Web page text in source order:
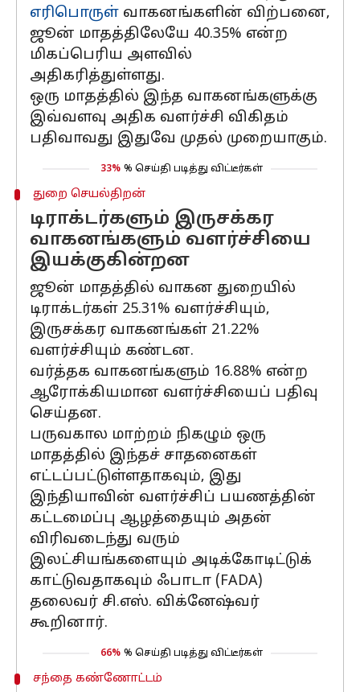
எரிபொருள் வாகனங்களின் விற்பனை,
ஜூன் மாதத்திலேயே 40.35% என்ற
மிகப்பெரிய அளவில்
அதிகரித்துள்ளது.
ஒரு மாதத்தில் இந்த வாகனங்களுக்கு
இவ்வளவு அதிக வளர்ச்சி விகிதம்
பதிவாவது இதுவே முதல் முறையாகும்.
33% % செய்தி படித்து விட்டீர்கள்
துறை செயல்திறன்
டிராக்டர்களும் இருசக்கர
வாகனங்களும் வளர்ச்சியை
இயக்குகின்றன
ஜூன் மாதத்தில் வாகன துறையில்
டிராக்டர்கள் 25.31% வளர்ச்சியும்,
இருசக்கர வாகனங்கள் 21.22%
வளர்ச்சியும் கண்டன.
வர்த்தக வாகனங்களும் 16.88% என்ற
ஆரோக்கியமான வளர்ச்சியைப் பதிவு
செய்தன.
பருவகால மாற்றம் நிகழும் ஒரு
மாதத்தில் இந்தச் சாதனைகள்
எட்டப்பட்டுள்ளதாகவும், இது
இந்தியாவின் வளர்ச்சிப் பயணத்தின்
கட்டமைப்பு ஆழத்தையும் அதன்
விரிவடைந்து வரும்
இலட்சியங்களையும் அடிக்கோடிட்டுக்
காட்டுவதாகவும் ஃபாடா (FADA)
தலைவர் சி.எஸ். விக்னேஷ்வர்
கூறினார்.
66% % செய்தி படித்து விட்டீர்கள்
சந்தை கண்ணோட்டம்